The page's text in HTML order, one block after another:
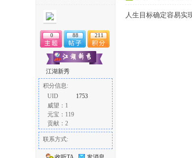
大
0 88 211
江湖新秀
积分信息:
UID
1753
威望：1
元宝：119
贡献：2
联系方式:
人生目标确定容易实